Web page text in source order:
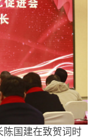
陈国建在致贺词时